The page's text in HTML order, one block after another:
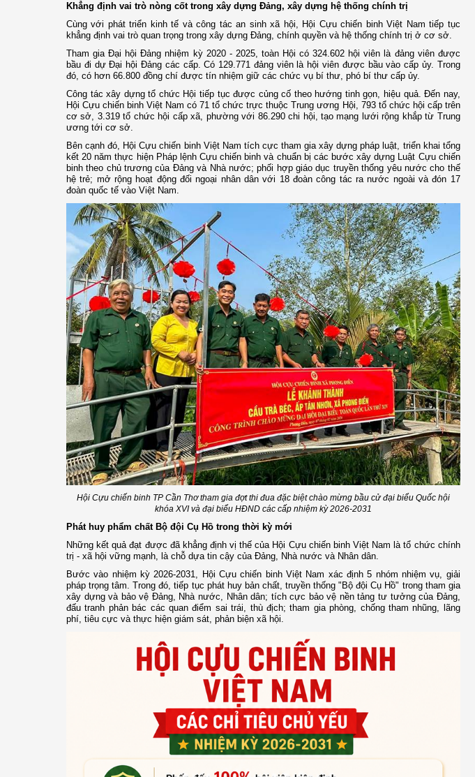
Khẳng định vai trò nòng cốt trong xây dựng Đảng, xây dựng hệ thống chính trị
Cùng với phát triển kinh tế và công tác an sinh xã hội, Hội Cựu chiến binh Việt Nam tiếp tục
khẳng định vai trò quan trọng trong xây dựng Đảng, chính quyền và hệ thống chính trị ở cơ sở.
Tham gia Đại hội Đảng nhiệm kỳ 2020 - 2025, toàn Hội có 324.602 hội viên là đảng viên được
bầu đi dự Đại hội Đảng các cấp. Có 129.771 đảng viên là hội viên được bầu vào cấp ủy. Trong
đó, có hơn 66.800 đồng chí được tín nhiệm giữ các chức vụ bí thư, phó bí thư cấp ủy.
Công tác xây dựng tổ chức Hội tiếp tục được củng cố theo hướng tinh gọn, hiệu quả. Đến nay,
Hội Cựu chiến binh Việt Nam có 71 tổ chức trực thuộc Trung ương Hội, 793 tổ chức hội cấp trên
cơ sở, 3.319 tổ chức hội cấp xã, phường với 86.290 chi hội, tạo mạng lưới rộng khắp từ Trung
ương tới cơ sở.
Bên cạnh đó, Hội Cựu chiến binh Việt Nam tích cực tham gia xây dựng pháp luật, triển khai tổng
kết 20 năm thực hiện Pháp lệnh Cựu chiến binh và chuẩn bị các bước xây dựng Luật Cựu chiến
binh theo chủ trương của Đảng và Nhà nước; phối hợp giáo dục truyền thống yêu nước cho thế
hệ trẻ; mở rộng hoạt động đối ngoại nhân dân với 18 đoàn công tác ra nước ngoài và đón 17
đoàn quốc tế vào Việt Nam.
Hội Cựu chiến binh TP Cần Thơ tham gia đợt thi đua đặc biệt chào mừng bầu cử đại biểu Quốc hội
khóa XVI và đại biểu HĐND các cấp nhiệm kỳ 2026-2031
Phát huy phẩm chất Bộ đội Cụ Hồ trong thời kỳ mới
Những kết quả đạt được đã khẳng định vị thế của Hội Cựu chiến binh Việt Nam là tổ chức chính
trị - xã hội vững mạnh, là chỗ dựa tin cậy của Đảng, Nhà nước và Nhân dân.
Bước vào nhiệm kỳ 2026-2031, Hội Cựu chiến binh Việt Nam xác định 5 nhóm nhiệm vụ, giải
pháp trọng tâm. Trong đó, tiếp tục phát huy bản chất, truyền thống "Bộ đội Cụ Hồ" trong tham gia
xây dựng và bảo vệ Đảng, Nhà nước, Nhân dân; tích cực bảo vệ nền tảng tư tưởng của Đảng,
đấu tranh phản bác các quan điểm sai trái, thù địch; tham gia phòng, chống tham nhũng, lãng
phí, tiêu cực và thực hiện giám sát, phản biện xã hội.